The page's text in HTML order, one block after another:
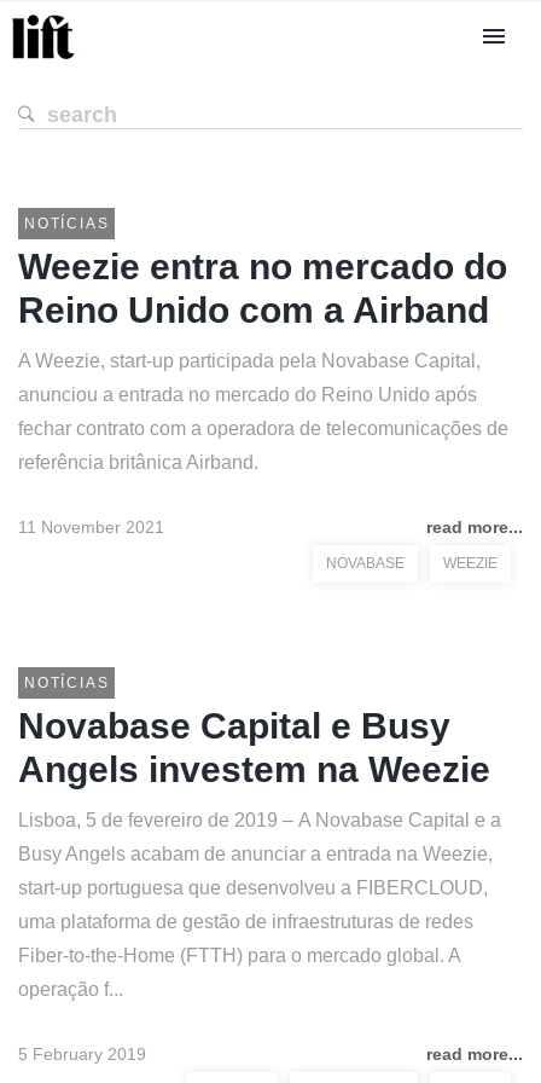
NOTÍCIAS
Weezie entra no mercado do
Reino Unido com a Airband
A Weezie, start-up participada pela Novabase Capital,
anunciou a entrada no mercado do Reino Unido após
fechar contrato com a operadora de telecomunicações de
referência britânica Airband.
11 November 2021 read more...
NOVABASE WEEZIE
NOTÍCIAS
Novabase Capital e Busy
Angels investem na Weezie
Lisboa, 5 de fevereiro de 2019 – A Novabase Capital e a
Busy Angels acabam de anunciar a entrada na Weezie,
start-up portuguesa que desenvolveu a FIBERCLOUD,
uma plataforma de gestão de infraestruturas de redes
Fiber-to-the-Home (FTTH) para o mercado global. A
operação f...
5 February 2019 read more...